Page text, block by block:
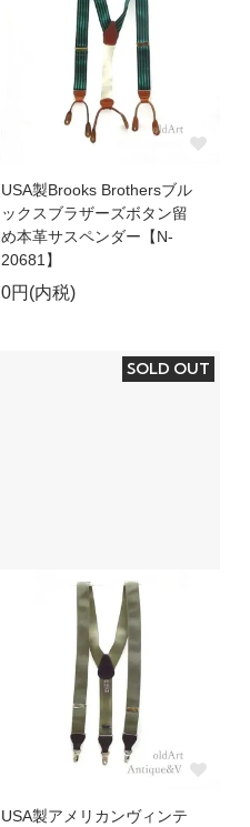
USA製Brooks Brothersブル
ックスブラザーズボタン留
め本革サスペンダー【N-
20681】
0円(内税)
SOLD OUT
USA製アメリカンヴィンテ